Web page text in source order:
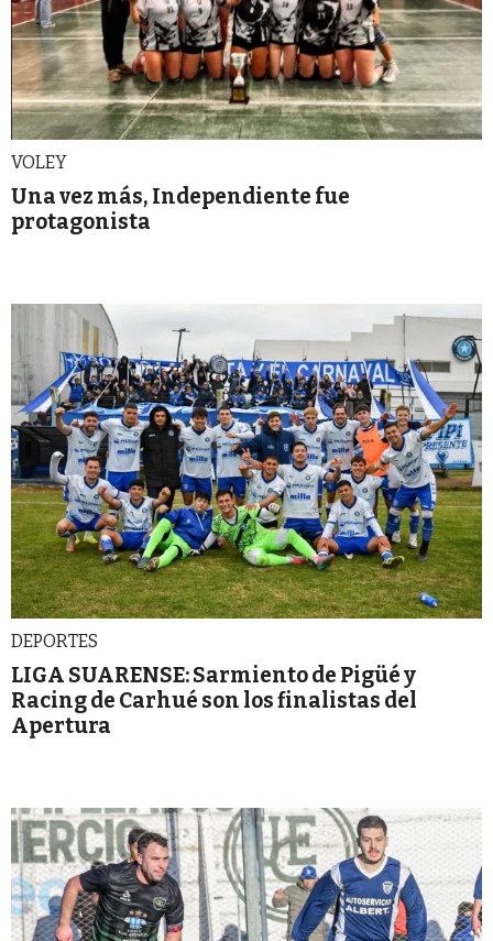
VOLEY
Una vez más, Independiente fue
protagonista
DEPORTES
LIGA SUARENSE: Sarmiento de Pigüé y
Racing de Carhué son los finalistas del
Apertura